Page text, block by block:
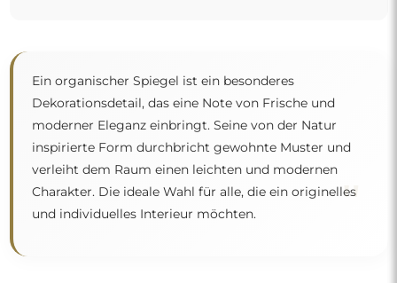
wir kümmern uns darum, dass der von Ihnen bestellte
Spiegel vollkommen sicher bei Ihnen ankommt, und das
völlig kostenlos. Wir verfügen über einen eigenen
Fuhrpark und geschultes Personal, deshalb können wir
garantieren, dass der Spiegel unversehrt ankommt, ohne
großen Abmessungen bestellen, können Sie mit einer
schnellen Lieferung rechnen.